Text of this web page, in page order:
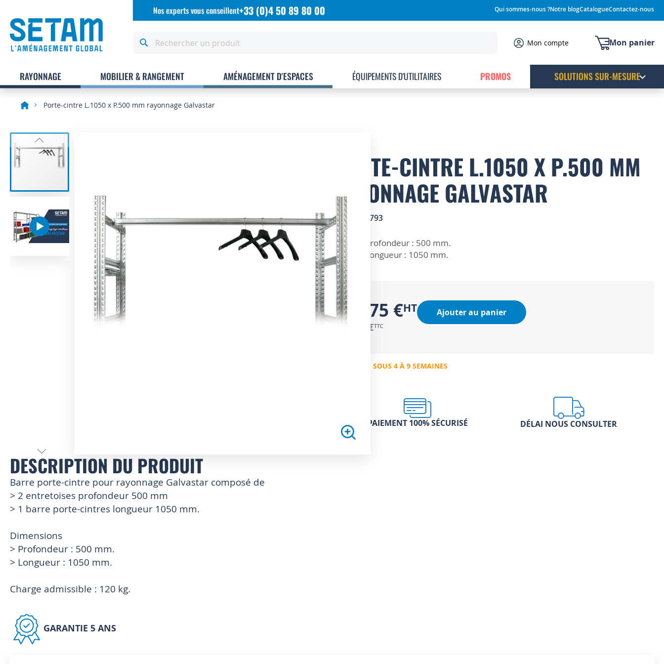
Allez
Qui sommes-nous ?Notre blogCatalogueContactez-nous
Nos experts vous conseillent+33 (0)4 50 89 80 00
Mon panier
Mon compte
RAYONNAGE MOBILIER & RANGEMENT AMÉNAGEMENT D'ESPACES ÉQUIPEMENTS D'UTILITAIRES PROMOS SOLUTIONS SUR-MESURE
Porte-cintre L.1050 x P.500 mm rayonnage Galvastar
Skip
to
the
end
Skip
the
beginning
of
the
PORTE-CINTRE L.1050 X P.500 MM
RAYONNAGE GALVASTAR
SKU 1767793
ZOOM SUR
Profondeur : 500 mm.
Longueur : 1050 mm.
29,75 €
35,70 €
Ajouter au panier
EXPÉDIÉ SOUS 4 À 9 SEMAINES
PAIEMENT 100% SÉCURISÉ DÉLAI NOUS CONSULTER
DESCRIPTION DU PRODUIT
Barre porte-cintre pour rayonnage Galvastar composé de
> 2 entretoises profondeur 500 mm
> 1 barre porte-cintres longueur 1050 mm.
Dimensions
> Profondeur : 500 mm.
> Longueur : 1050 mm.
Charge admissible : 120 kg.
GARANTIE 5 ANS